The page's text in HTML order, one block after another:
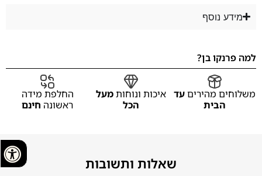
מידע נוסף
למה פרנקו בן?
משלוחים מהיריםעד
הבית
איכות ונוחותמעל
הכל
החלפת מידה
ראשונה חינם
שאלות ותשובות